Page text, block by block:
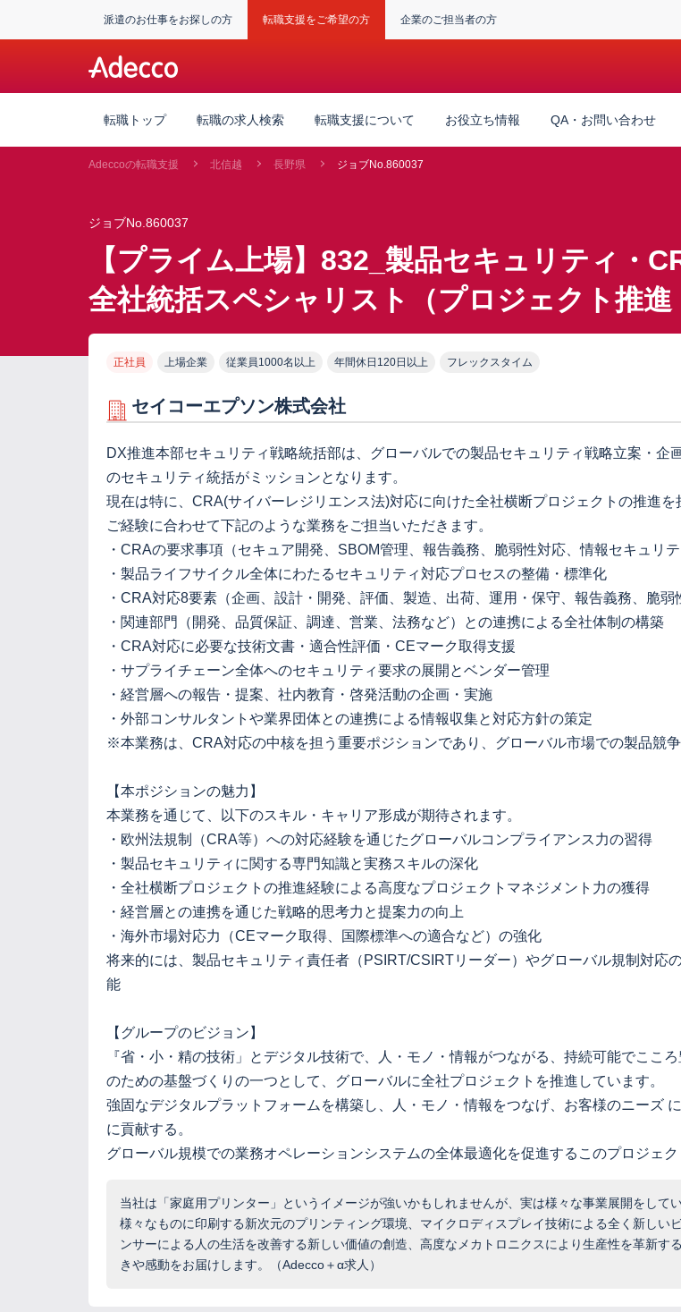
派遣のお仕事をお探しの方 転職支援をご希望の方 企業のご担当者の方
転職トップ 転職の求人検索 転職支援について お役立ち情報 QA・お問い合わせ
Adeccoの転職支援 北信越 長野県 ジョブNo.860037
ジョブNo.860037
【プライム上場】832_製品セキュリティ・
全社統括スペシャリスト（プロジェクト推進
正社員 上場企業 従業員1000名以上 年間休日120日以上 フレックスタイム
セイコーエプソン株式会社
DX推進本部セキュリティ戦略統括部は、グローバルでの製品セキュリティ戦略立案・
のセキュリティ統括がミッションとなります。
現在は特に、CRA(サイバーレジリエンス法)対応に向けた全社横断プロジェクトの推進を
ご経験に合わせて下記のような業務をご担当いただきます。
・CRAの要求事項（セキュア開発、SBOM管理、報告義務、脆弱性対応、情報セキュリ
・製品ライフサイクル全体にわたるセキュリティ対応プロセスの整備・標準化
・CRA対応8要素（企画、設計・開発、評価、製造、出荷、運用・保守、報告義務、脆
・関連部門（開発、品質保証、調達、営業、法務など）との連携による全社体制の構築
・CRA対応に必要な技術文書・適合性評価・CEマーク取得支援
・サプライチェーン全体へのセキュリティ要求の展開とベンダー管理
・経営層への報告・提案、社内教育・啓発活動の企画・実施
・外部コンサルタントや業界団体との連携による情報収集と対応方針の策定
※本業務は、CRA対応の中核を担う重要ポジションであり、グローバル市場での製品競争
【本ポジションの魅力】
本業務を通じて、以下のスキル・キャリア形成が期待されます。
・欧州法規制（CRA等）への対応経験を通じたグローバルコンプライアンス力の習得
・製品セキュリティに関する専門知識と実務スキルの深化
・全社横断プロジェクトの推進経験による高度なプロジェクトマネジメント力の獲得
・経営層との連携を通じた戦略的思考力と提案力の向上
・海外市場対応力（CEマーク取得、国際標準への適合など）の強化
将来的には、製品セキュリティ責任者（PSIRT/CSIRTリーダー）やグローバル規制対応
能
【グループのビジョン】
『省・小・精の技術」とデジタル技術で、人・モノ・情報がつながる、持続可能でここ
のための基盤づくりの一つとして、グローバルに全社プロジェクトを推進しています。
強固なデジタルプラットフォームを構築し、人・モノ・情報をつなげ、お客様のニーズ
に貢献する。
グローバル規模での業務オペレーションシステムの全体最適化を促進するこのプロジェ
当社は「家庭用プリンター」というイメージが強いかもしれませんが、実は様々な事業展開をして
様々なものに印刷する新次元のプリンティング環境、マイクロディスプレイ技術による全く新しい
ンサーによる人の生活を改善する新しい価値の創造、高度なメカトロニクスにより生産性を革新す
きや感動をお届けします。（Adecco＋α求人）